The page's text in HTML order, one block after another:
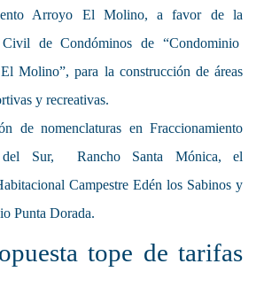
Arroyo El Molino, a favor de la
de Condóminos de “Condominio
Molino”, para la construcción de áreas
y recreativas.
de nomenclaturas en Fraccionamiento
del Sur, Rancho Santa Mónica, el
Campestre Edén los Sabinos y
Punta Dorada.
tope de tarifas